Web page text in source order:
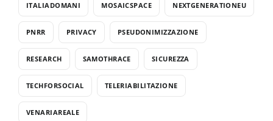
ITALIADOMANI MOSAICSPACE NEXTGENERATIONEU
PNRR PRIVACY PSEUDONIMIZZAZIONE
RESEARCH SAMOTHRACE SICUREZZA
TECHFORSOCIAL TELERIABILITAZIONE
VENARIAREALE